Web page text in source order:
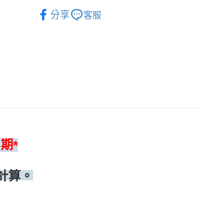
分享
客服
*
算。